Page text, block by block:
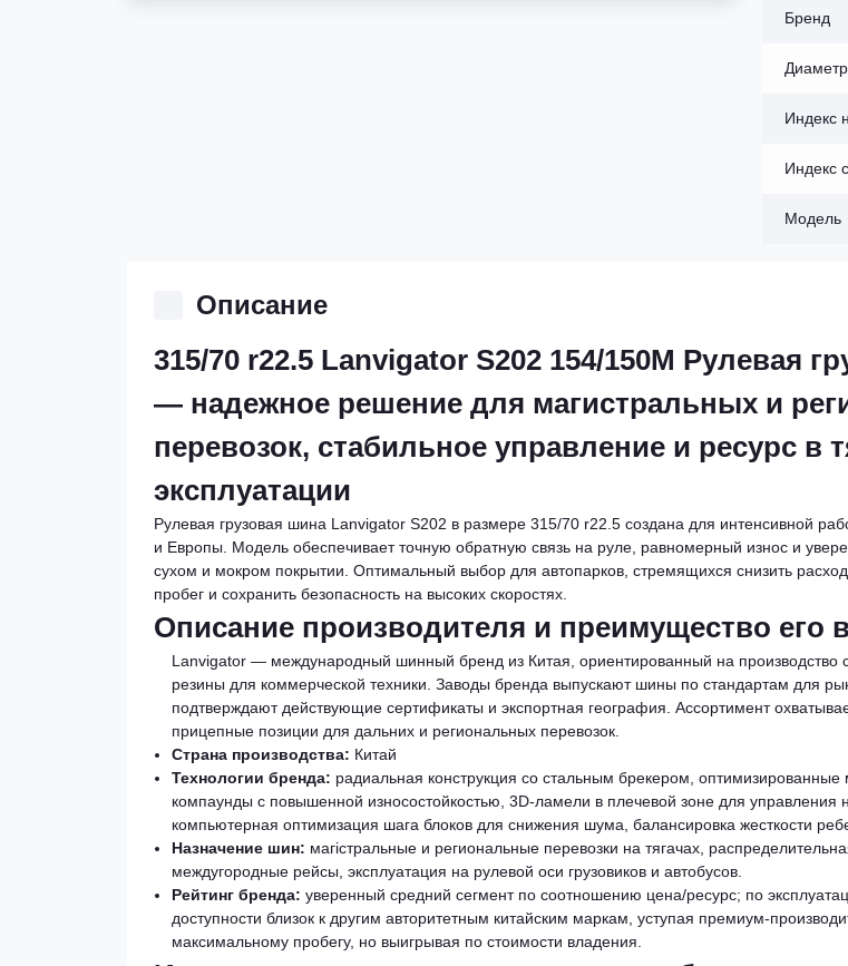
Бренд
Диаметр
Индекс
Индекс
Модель
Описание
315/70 r22.5 Lanvigator S202 154/150M Рулевая
— надежное решение для магистральных и
перевозок, стабильное управление и ресурс в
эксплуатации
Рулевая грузовая шина Lanvigator S202 в размере 315/70 r22.5 создана для интенсивной
и Европы. Модель обеспечивает точную обратную связь на руле, равномерный износ и
сухом и мокром покрытии. Оптимальный выбор для автопарков, стремящихся снизить
пробег и сохранить безопасность на высоких скоростях.
Описание производителя и преимущество его
Lanvigator — международный шинный бренд из Китая, ориентированный на производство
резины для коммерческой техники. Заводы бренда выпускают шины по стандартам для
подтверждают действующие сертификаты и экспортная география. Ассортимент
прицепные позиции для дальних и региональных перевозок.
Страна производства: Китай
Технологии бренда: радиальная конструкция со стальным брекером,
компаунды с повышенной износостойкостью, 3D-ламели в плечевой зоне для управления
компьютерная оптимизация шага блоков для снижения шума, балансировка жесткости
Назначение шин: магістральные и региональные перевозки на тягачах,
междугородные рейсы, эксплуатация на рулевой оси грузовиков и автобусов.
Рейтинг бренда: уверенный средний сегмент по соотношению цена/ресурс; по
доступности близок к другим авторитетным китайским маркам, уступая премиум-
максимальному пробегу, но выигрывая по стоимости владения.